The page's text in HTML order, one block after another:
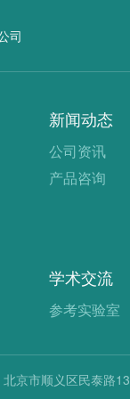
司
新闻动态
公司资讯
产品咨询
学术交流
参考实验室
北京市顺义区民泰路